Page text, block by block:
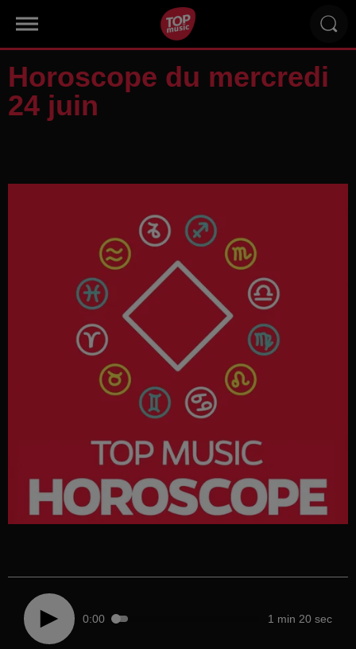
Horoscope du mercredi
24 juin
0:00 1 min 20 sec